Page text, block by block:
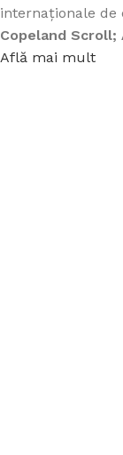
internaționale de
Copeland Scroll;
Află mai mult